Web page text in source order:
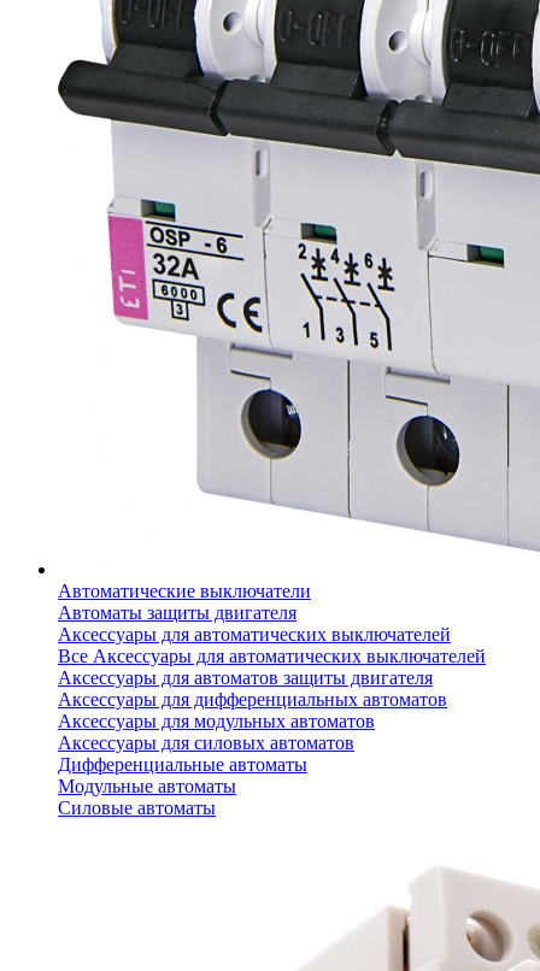
Автоматические выключатели
Автоматы защиты двигателя
Аксессуары для автоматических выключателей
Все Аксессуары для автоматических выключателей
Аксессуары для автоматов защиты двигателя
Аксессуары для дифференциальных автоматов
Аксессуары для модульных автоматов
Аксессуары для силовых автоматов
Дифференциальные автоматы
Модульные автоматы
Силовые автоматы